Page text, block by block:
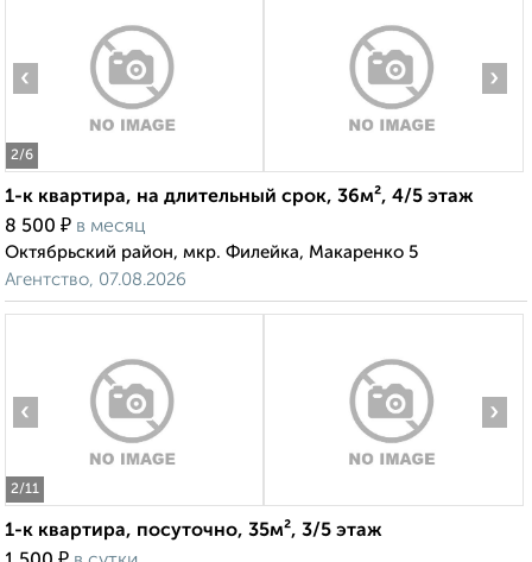
2/6
‹ ›
1-к квартира, на длительный срок, 36м², 4/5 этаж
8 500 ₽ в месяц
Октябрьский район, мкр. Филейка, Макаренко 5
Агентство, 07.08.2026
2/11
‹ ›
1-к квартира, посуточно, 35м², 3/5 этаж